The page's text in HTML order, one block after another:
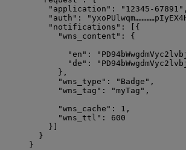
"application" : " 12345-67891 "
"auth" : "
"notifications" : [{
"wns_content" :
"en" : "
"de" : "
},
"wns_type" : " Badge "
"wns_tag" : "myTag "
"wns_cache" : 1
"wns_ttl" : 600
}]
}
}